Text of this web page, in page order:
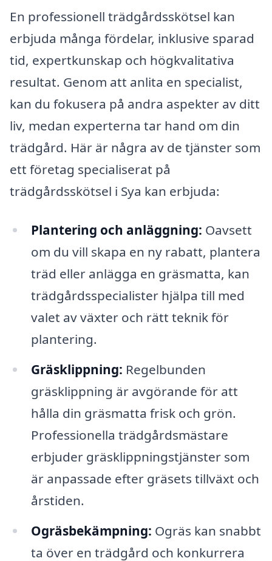
En professionell trädgårdsskötsel kan
erbjuda många fördelar, inklusive sparad
tid, expertkunskap och högkvalitativa
resultat. Genom att anlita en specialist,
kan du fokusera på andra aspekter av ditt
liv, medan experterna tar hand om din
trädgård. Här är några av de tjänster som
ett företag specialiserat på
trädgårdsskötsel i Sya kan erbjuda:
Plantering och anläggning: Oavsett
om du vill skapa en ny rabatt, plantera
träd eller anlägga en gräsmatta, kan
trädgårdsspecialister hjälpa till med
valet av växter och rätt teknik för
plantering.
Gräsklippning: Regelbunden
gräsklippning är avgörande för att
hålla din gräsmatta frisk och grön.
Professionella trädgårdsmästare
erbjuder gräsklippningstjänster som
är anpassade efter gräsets tillväxt och
årstiden.
Ogräsbekämpning: Ogräs kan snabbt
ta över en trädgård och konkurrera